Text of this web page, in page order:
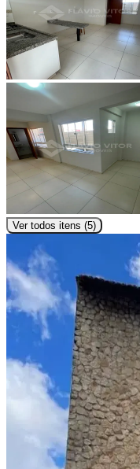
Ver todos itens (5)